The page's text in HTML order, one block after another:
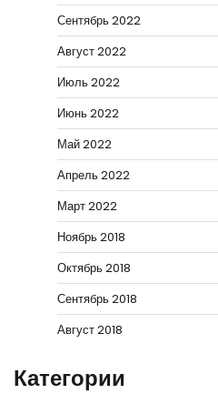
Сентябрь 2022
Август 2022
Июль 2022
Июнь 2022
Май 2022
Апрель 2022
Март 2022
Ноябрь 2018
Октябрь 2018
Сентябрь 2018
Август 2018
Категории